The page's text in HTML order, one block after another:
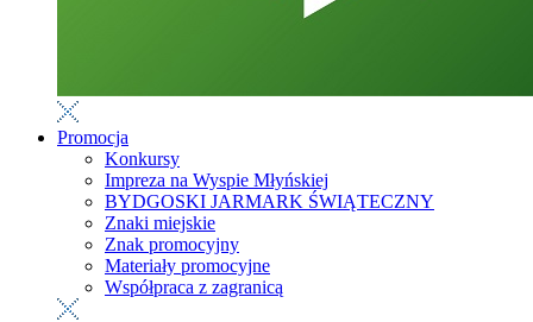
Promocja
Konkursy
Impreza na Wyspie Młyńskiej
BYDGOSKI JARMARK ŚWIĄTECZNY
Znaki miejskie
Znak promocyjny
Materiały promocyjne
Współpraca z zagranicą